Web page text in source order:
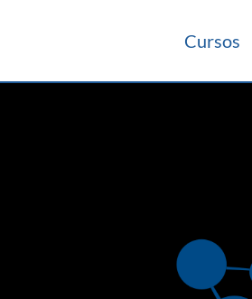
Cursos